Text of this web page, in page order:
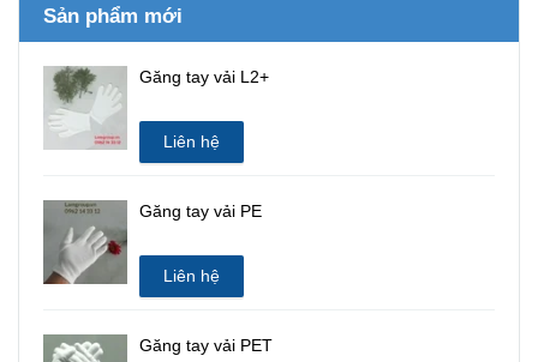
Sản phẩm mới
Găng tay vải L2+
Liên hệ
Găng tay vải PE
Liên hệ
Găng tay vải PET